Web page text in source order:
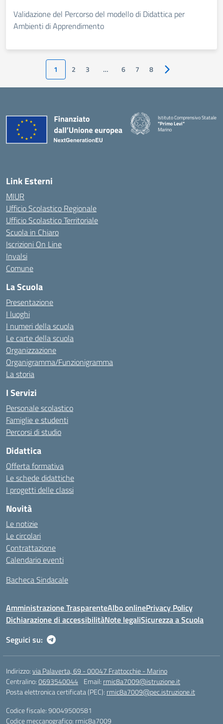
Validazione del Percorso del modello di Didattica per
Ambienti di Apprendimento
1 2 3 … 6 7 8 Pagina successiva
Istituto Comprensivo Statale
"Primo Levi"
Marino
Link Esterni
MIUR
Ufficio Scolastico Regionale
Ufficio Scolastico Territoriale
Scuola in Chiaro
Iscrizioni On Line
Invalsi
Comune
La Scuola
Presentazione
I luoghi
I numeri della scuola
Le carte della scuola
Organizzazione
Organigramma/Funzionigramma
La storia
I Servizi
Personale scolastico
Famiglie e studenti
Percorsi di studio
Didattica
Offerta formativa
Le schede didattiche
I progetti delle classi
Novità
Le notizie
Le circolari
Contrattazione
Calendario eventi
Bacheca Sindacale
Amministrazione TrasparenteAlbo onlinePrivacy Policy
Dichiarazione di accessibilitàNote legaliSicurezza a Scuola
Seguici su:
Indirizzo:via Palaverta, 69 - 00047 Frattocchie - Marino
Centralino:0693540044 Email: rmic8a7009@istruzione.it
Posta elettronica certificata (PEC): rmic8a7009@pec.istruzione.it
Codice fiscale: 90049500581
Codice meccanografico: rmic8a7009